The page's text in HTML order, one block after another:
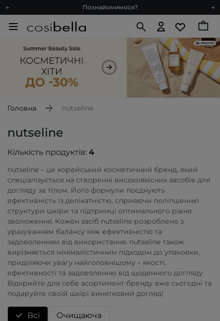
Познайомимося?
Доставка з любов'ю
Рекомендуй нас і отримуй ще більше балів
Запитай косметолога
Доставка з любов'ю
Головна nutseline
nutseline
Кількість продуктів: 4
nutseline – це корейський косметичний бренд, який
спеціалізується на створенні високоякісних засобів для
догляду за тілом. Його формули поєднують
ефективність із делікатністю, сприяючи поліпшенню
структури шкіри та підтримці оптимального рівня
зволоження. Кожен засіб nutseline розроблено з
урахуванням балансу між ефективністю та
задоволенням від використання. nutseline також
вирізняється мінімалістичним підходом до упаковки,
приділяючи увагу найголовнішому – якості,
ефективності та задоволенню від щоденного догляду.
Відкрийте для себе асортимент бренду вже сьогодні та
подаруйте своїй шкірі винятковий догляд!
Всі Очищаюча